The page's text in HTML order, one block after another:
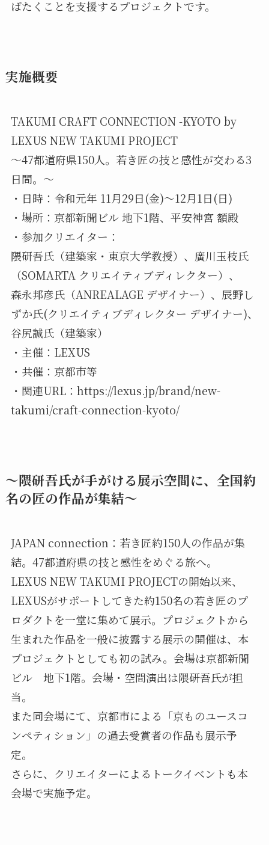
ばたくことを支援するプロジェクトです。
実施概要
TAKUMI CRAFT CONNECTION -KYOTO by
LEXUS NEW TAKUMI PROJECT
〜47都道府県150人。若き匠の技と感性が交わる3
日間。〜
・日時：令和元年 11月29日(金)〜12月1日(日)
・場所：京都新聞ビル 地下1階、平安神宮 額殿
・参加クリエイター：
隈研吾氏（建築家・東京大学教授）、廣川玉枝氏
（SOMARTA クリエイティブディレクター）、
森永邦彦氏（ANREALAGE デザイナー）、辰野し
ずか氏(クリエイティブディレクター デザイナー)、
谷尻誠氏（建築家）
・主催：LEXUS
・共催：京都市等
・関連URL：https://lexus.jp/brand/new-
takumi/craft-connection-kyoto/
〜隈研吾氏が手がける展示空間に、全国約
名の匠の作品が集結〜
JAPAN connection：若き匠約150人の作品が集
結。47都道府県の技と感性をめぐる旅へ。
LEXUS NEW TAKUMI PROJECTの開始以来、
LEXUSがサポートしてきた約150名の若き匠のプ
ロダクトを一堂に集めて展示。プロジェクトから
生まれた作品を一般に披露する展示の開催は、本
プロジェクトとしても初の試み。会場は京都新聞
ビル 地下1階。会場・空間演出は隈研吾氏が担
当。
また同会場にて、京都市による「京ものユースコ
ンペティション」の過去受賞者の作品も展示予
定。
さらに、クリエイターによるトークイベントも本
会場で実施予定。